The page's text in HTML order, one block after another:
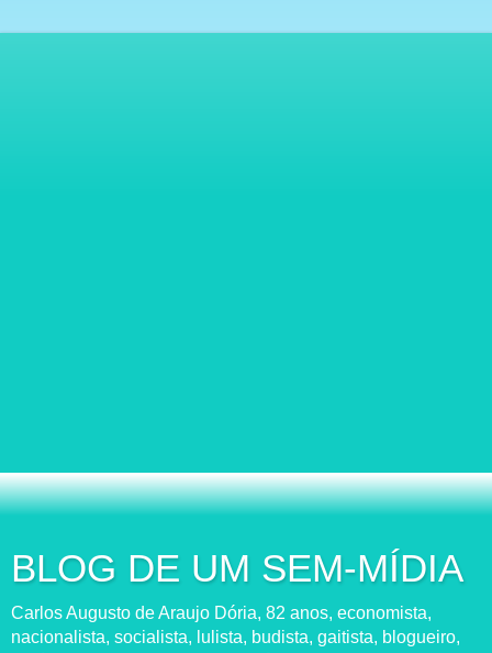
BLOG DE UM SEM-MÍDIA
Carlos Augusto de Araujo Dória, 82 anos, economista,
nacionalista, socialista, lulista, budista, gaitista, blogueiro,